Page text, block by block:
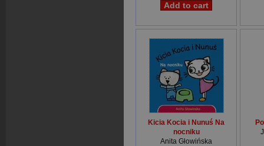
Kicia Kocia i Nunuś Na
nocniku
Anita Głowińska